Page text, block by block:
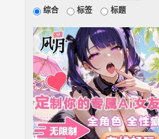
综合 标签 标题